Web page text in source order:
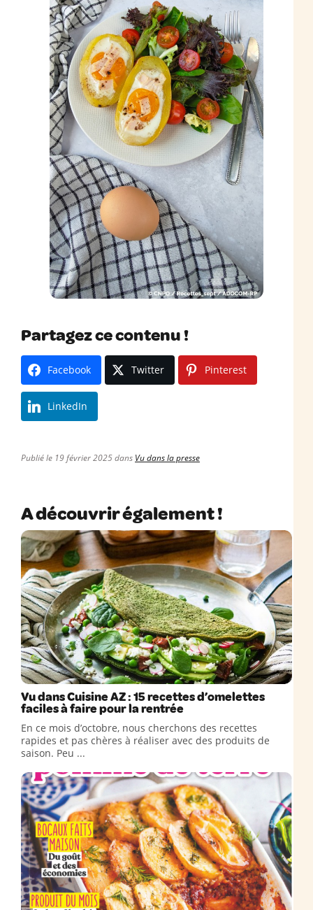
Partagez ce contenu !
Facebook Twitter Pinterest
LinkedIn
Publié le 19 février 2025 dans Vu dans la presse
A découvrir également !
Vu dans Cuisine AZ : 15 recettes d’omelettes
faciles à faire pour la rentrée
En ce mois d’octobre, nous cherchons des recettes
rapides et pas chères à réaliser avec des produits de
saison. Peu ...